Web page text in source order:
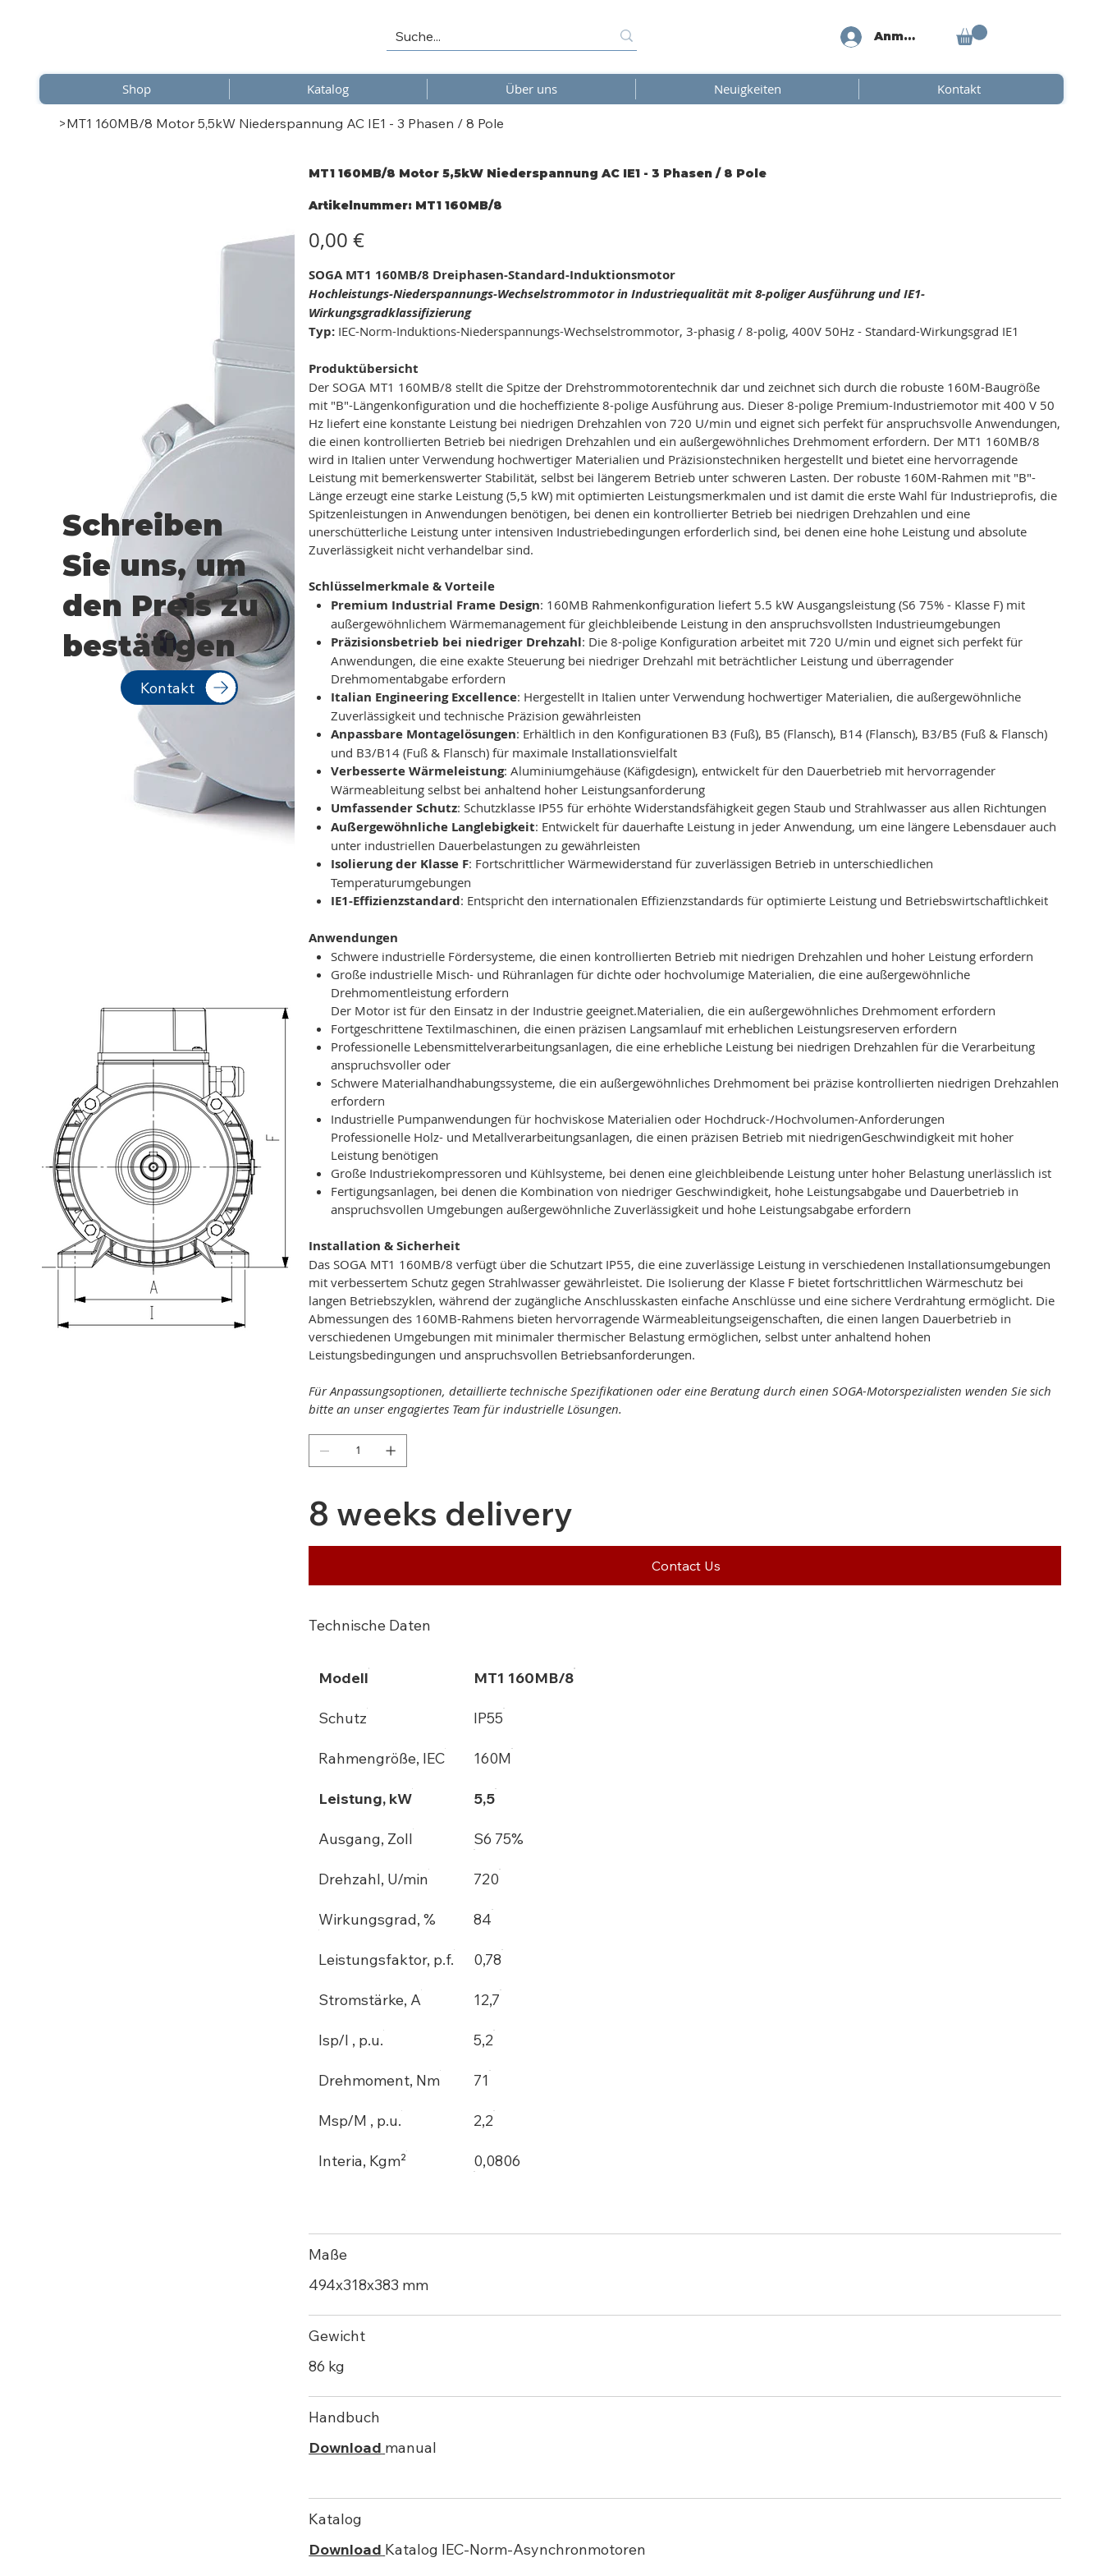
Anmelden
Shop Katalog Über uns Neuigkeiten Kontakt
>MT1 160MB/8 Motor 5,5kW Niederspannung AC IE1 - 3 Phasen / 8 Pole
MT1 160MB/8 Motor 5,5kW Niederspannung AC IE1 - 3 Phasen / 8 Pole
Artikelnummer: Artikelnummer:
MT1
MT1 160MB/8
0,00 €
SOGA MT1 160MB/8 Dreiphasen-Standard-Induktionsmotor
Hochleistungs-Niederspannungs-Wechselstrommotor in Industriequalität mit 8-poliger Ausführung und IE1-
Wirkungsgradklassifizierung
Typ: IEC-Norm-Induktions-Niederspannungs-Wechselstrommotor, 3-phasig / 8-polig, 400V 50Hz - Standard-Wirkungsgrad IE1
Produktübersicht
Der SOGA MT1 160MB/8 stellt die Spitze der Drehstrommotorentechnik dar und zeichnet sich durch die robuste 160M-Baugröße
mit "B"-Längenkonfiguration und die hocheffiziente 8-polige Ausführung aus. Dieser 8-polige Premium-Industriemotor mit 400 V 50
Hz liefert eine konstante Leistung bei niedrigen Drehzahlen von 720 U/min und eignet sich perfekt für anspruchsvolle Anwendungen,
die einen kontrollierten Betrieb bei niedrigen Drehzahlen und ein außergewöhnliches Drehmoment erfordern. Der MT1 160MB/8
wird in Italien unter Verwendung hochwertiger Materialien und Präzisionstechniken hergestellt und bietet eine hervorragende
Leistung mit bemerkenswerter Stabilität, selbst bei längerem Betrieb unter schweren Lasten. Der robuste 160M-Rahmen mit "B"-
Länge erzeugt eine starke Leistung (5,5 kW) mit optimierten Leistungsmerkmalen und ist damit die erste Wahl für Industrieprofis, die
Spitzenleistungen in Anwendungen benötigen, bei denen ein kontrollierter Betrieb bei niedrigen Drehzahlen und eine
unerschütterliche Leistung unter intensiven Industriebedingungen erforderlich sind, bei denen eine hohe Leistung und absolute
Zuverlässigkeit nicht verhandelbar sind.
Schlüsselmerkmale & Vorteile
Premium Industrial Frame Design: 160MB Rahmenkonfiguration liefert 5.5 kW Ausgangsleistung (S6 75% - Klasse F) mit
außergewöhnlichem Wärmemanagement für gleichbleibende Leistung in den anspruchsvollsten Industrieumgebungen
Präzisionsbetrieb bei niedriger Drehzahl: Die 8-polige Konfiguration arbeitet mit 720 U/min und eignet sich perfekt für
Anwendungen, die eine exakte Steuerung bei niedriger Drehzahl mit beträchtlicher Leistung und überragender
Drehmomentabgabe erfordern
Italian Engineering Excellence: Hergestellt in Italien unter Verwendung hochwertiger Materialien, die außergewöhnliche
Zuverlässigkeit und technische Präzision gewährleisten
Anpassbare Montagelösungen: Erhältlich in den Konfigurationen B3 (Fuß), B5 (Flansch), B14 (Flansch), B3/B5 (Fuß & Flansch)
und B3/B14 (Fuß & Flansch) für maximale Installationsvielfalt
Verbesserte Wärmeleistung: Aluminiumgehäuse (Käfigdesign), entwickelt für den Dauerbetrieb mit hervorragender
Wärmeableitung selbst bei anhaltend hoher Leistungsanforderung
Umfassender Schutz: Schutzklasse IP55 für erhöhte Widerstandsfähigkeit gegen Staub und Strahlwasser aus allen Richtungen
Außergewöhnliche Langlebigkeit: Entwickelt für dauerhafte Leistung in jeder Anwendung, um eine längere Lebensdauer auch
unter industriellen Dauerbelastungen zu gewährleisten
Isolierung der Klasse F: Fortschrittlicher Wärmewiderstand für zuverlässigen Betrieb in unterschiedlichen
Temperaturumgebungen
IE1-Effizienzstandard: Entspricht den internationalen Effizienzstandards für optimierte Leistung und Betriebswirtschaftlichkeit
Anwendungen
Schwere industrielle Fördersysteme, die einen kontrollierten Betrieb mit niedrigen Drehzahlen und hoher Leistung erfordern
Große industrielle Misch- und Rühranlagen für dichte oder hochvolumige Materialien, die eine außergewöhnliche
Drehmomentleistung erfordern
Der Motor ist für den Einsatz in der Industrie geeignet.Materialien, die ein außergewöhnliches Drehmoment erfordern
Fortgeschrittene Textilmaschinen, die einen präzisen Langsamlauf mit erheblichen Leistungsreserven erfordern
Professionelle Lebensmittelverarbeitungsanlagen, die eine erhebliche Leistung bei niedrigen Drehzahlen für die Verarbeitung
anspruchsvoller oder
Schwere Materialhandhabungssysteme, die ein außergewöhnliches Drehmoment bei präzise kontrollierten niedrigen Drehzahlen
erfordern
Industrielle Pumpanwendungen für hochviskose Materialien oder Hochdruck-/Hochvolumen-Anforderungen
Professionelle Holz- und Metallverarbeitungsanlagen, die einen präzisen Betrieb mit niedrigenGeschwindigkeit mit hoher
Leistung benötigen
Große Industriekompressoren und Kühlsysteme, bei denen eine gleichbleibende Leistung unter hoher Belastung unerlässlich ist
Fertigungsanlagen, bei denen die Kombination von niedriger Geschwindigkeit, hohe Leistungsabgabe und Dauerbetrieb in
anspruchsvollen Umgebungen außergewöhnliche Zuverlässigkeit und hohe Leistungsabgabe erfordern
Installation & Sicherheit
Das SOGA MT1 160MB/8 verfügt über die Schutzart IP55, die eine zuverlässige Leistung in verschiedenen Installationsumgebungen
mit verbessertem Schutz gegen Strahlwasser gewährleistet. Die Isolierung der Klasse F bietet fortschrittlichen Wärmeschutz bei
langen Betriebszyklen, während der zugängliche Anschlusskasten einfache Anschlüsse und eine sichere Verdrahtung ermöglicht. Die
Abmessungen des 160MB-Rahmens bieten hervorragende Wärmeableitungseigenschaften, die einen langen Dauerbetrieb in
verschiedenen Umgebungen mit minimaler thermischer Belastung ermöglichen, selbst unter anhaltend hohen
Leistungsbedingungen und anspruchsvollen Betriebsanforderungen.
Für Anpassungsoptionen, detaillierte technische Spezifikationen oder eine Beratung durch einen SOGA-Motorspezialisten wenden Sie sich
bitte an unser engagiertes Team für industrielle Lösungen.
8 weeks delivery
Contact Us
Technische Daten
Modell MT1 160MB/8
Schutz IP55
Rahmengröße, IEC 160M
Leistung, kW 5,5
Ausgang, Zoll S6 75%
Drehzahl, U/min 720
Wirkungsgrad, % 84
Leistungsfaktor, p.f. 0,78
Stromstärke, A 12,7
Isp/I , p.u. 5,2
Drehmoment, Nm 71
Msp/M , p.u. 2,2
Interia, Kgm² 0,0806
Maße
494х318x383 mm
Gewicht
86 kg
Handbuch
Download manual
Katalog
Download Katalog IEC-Norm-Asynchronmotoren
Schreiben
Sie uns, um
den Preis zu
bestätigen
Kontakt